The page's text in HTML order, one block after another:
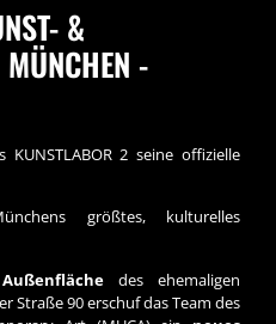
&
-
2 seine offizielle
größtes, kulturelles
des ehemaligen
Straße 90 erschuf das Team des